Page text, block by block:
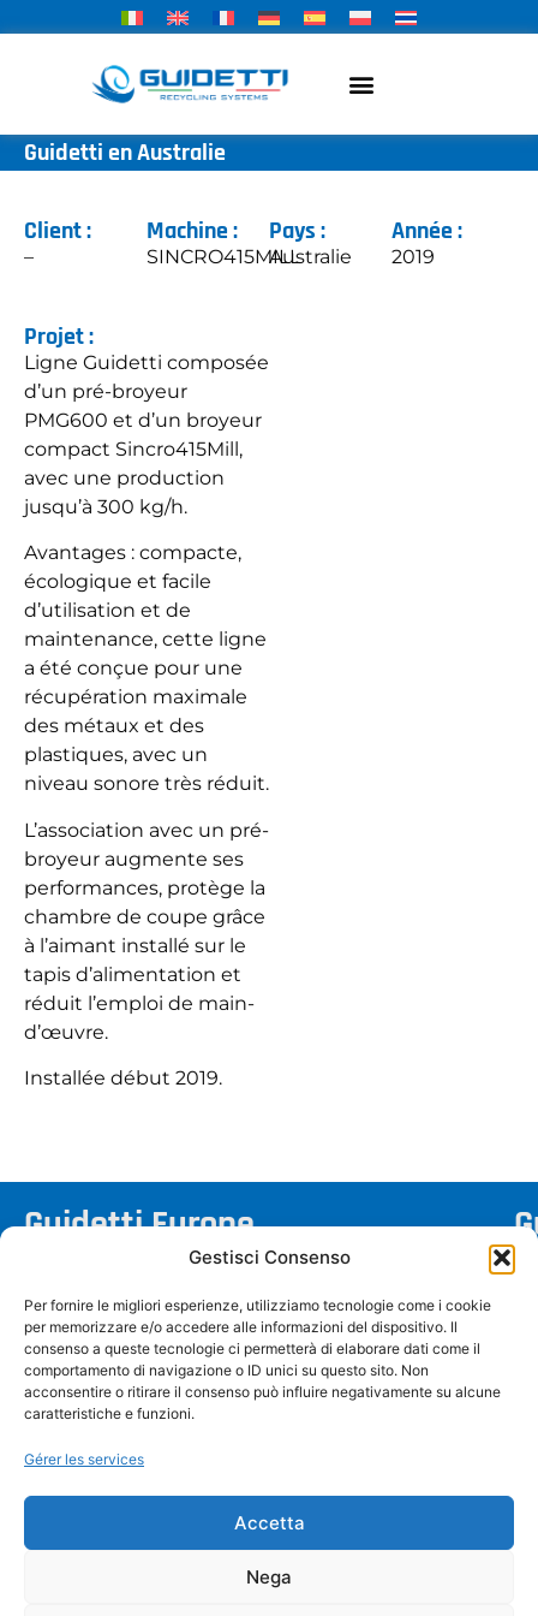
Gestisci Consenso
Per fornire le migliori esperienze, utilizziamo tecnologie come i cookie
per memorizzare e/o accedere alle informazioni del dispositivo. Il
consenso a queste tecnologie ci permetterà di elaborare dati come il
comportamento di navigazione o ID unici su questo sito. Non
acconsentire o ritirare il consenso può influire negativamente su alcune
caratteristiche e funzioni.
Gérer les services
Accetta
Nega
Guidetti en Australie
Client :
–
Machine :
SINCRO415MILL
Pays :
Australie
Année :
2019
Projet :
Ligne Guidetti composée
d’un pré-broyeur
PMG600 et d’un broyeur
compact Sincro415Mill,
avec une production
jusqu’à 300 kg/h.
Avantages : compacte,
écologique et facile
d’utilisation et de
maintenance, cette ligne
a été conçue pour une
récupération maximale
des métaux et des
plastiques, avec un
niveau sonore très réduit.
L’association avec un pré-
broyeur augmente ses
performances, protège la
chambre de coupe grâce
à l’aimant installé sur le
tapis d’alimentation et
réduit l’emploi de main-
d’œuvre.
Installée début 2019.
Guidetti Europe
info@guidettisrl.com
+39 051 6858511
TVA : IT01460390386